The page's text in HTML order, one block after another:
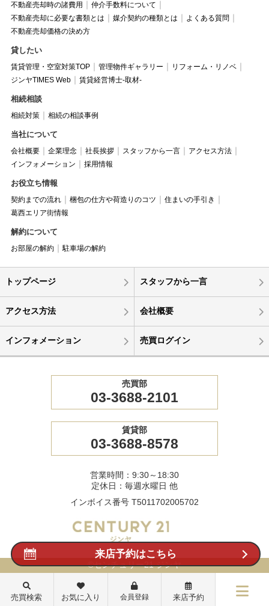
不動産売却時の諸費用
仲介手数料について
不動産売却に必要な書類とは
媒介契約の種類とは
よくある質問
不動産売却価格の決め方
貸したい
賃貸管理・空室対策TOP 管理物件ギャラリー
リフォーム・リノベ
ジンヤTIMES Web
賃貸経営博士-取材-
相続相談
相続対策 相続の相談事例
当社について
会社概要 企業理念 社長挨拶 スタッフから一言
アクセス方法
インフォメーション
採用情報
お役立ち情報
契約までの流れ 梱包の仕方や荷造りのコツ
住まいの手引き
葛西エリア街情報
解約について
お部屋の解約 駐車場の解約
トップページ スタッフから一言
アクセス方法 会社概要
インフォメーション 売買ログイン
売買部
03-3688-2101
賃貸部
03-3688-8578
営業時間：9:30～18:30
定休日：毎週水曜日 他
インボイス番号 T5011702005702
©センチュリー21 ジンヤ
来店予約はこちら
売買検索 お気に入り 会員登録 来店予約